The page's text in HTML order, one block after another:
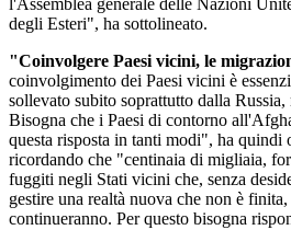
l'Assemblea generale delle Nazioni
degli Esteri", ha sottolineato.
"Coinvolgere Paesi vicini, le
coinvolgimento dei Paesi vicini è
sollevato subito soprattutto dalla Russia,
Bisogna che i Paesi di contorno
questa risposta in tanti modi", ha quindi
ricordando che "centinaia di migliaia,
fuggiti negli Stati vicini che, senza
gestire una realtà nuova che non è
continueranno. Per questo bisogna